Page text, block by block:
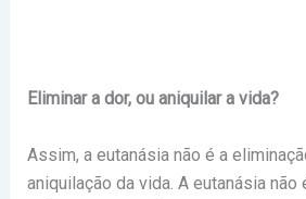
Eliminar a dor, ou aniquilar a vida?
Assim, a eutanásia não é a
aniquilação da vida. A eutanásia não